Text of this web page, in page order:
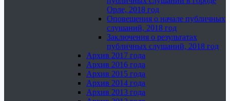
Орле, 2018 год
Оповещения о начале публичных
слушаний, 2018 год
Заключения о результатах
публичных слушаний, 2018 год
Архив 2017 года
Архив 2016 года
Архив 2015 года
Архив 2014 года
Архив 2013 года